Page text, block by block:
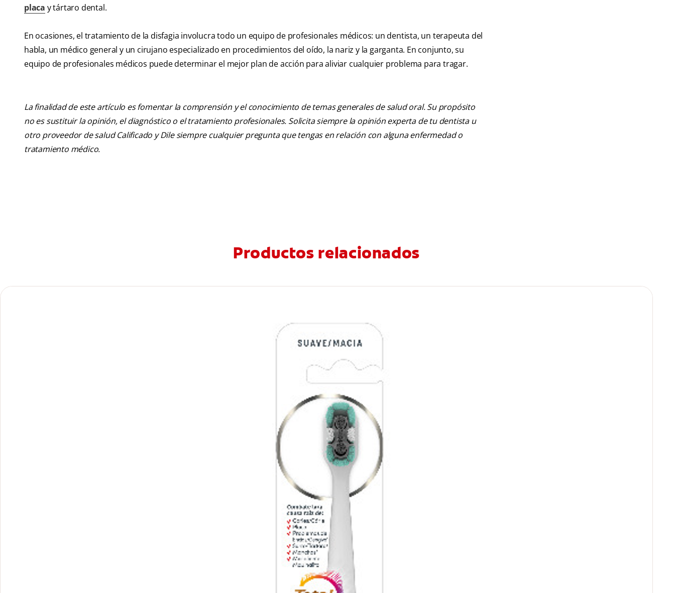
placa y tártaro dental.
En ocasiones, el tratamiento de la disfagia involucra todo un equipo de profesionales médicos: un dentista, un terapeuta del
habla, un médico general y un cirujano especializado en procedimientos del oído, la nariz y la garganta. En conjunto, su
equipo de profesionales médicos puede determinar el mejor plan de acción para aliviar cualquier problema para tragar.
La finalidad de este artículo es fomentar la comprensión y el conocimiento de temas generales de salud oral. Su propósito
no es sustituir la opinión, el diagnóstico o el tratamiento profesionales. Solicita siempre la opinión experta de tu dentista u
otro proveedor de salud Calificado y Dile siempre cualquier pregunta que tengas en relación con alguna enfermedad o
tratamiento médico.
Productos relacionados